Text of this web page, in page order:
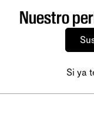
Nuestro
Si ya